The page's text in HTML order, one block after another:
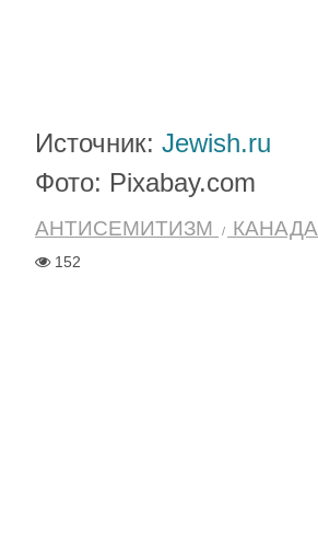
Источник: Jewish.ru
Фото: Pixabay.com
АНТИСЕМИТИЗМ КАНАДА
152